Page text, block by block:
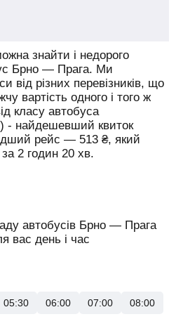
знайти і недорого
Брно — Прага. Ми
від різних перевізників, що
вартість одного і того ж
класу автобуса
- найдешевший квиток
рейс — 513 ₴, який
2 годин 20 хв.
автобусів Брно — Прага
вас день і час
05:30 06:00 07:00
08:00